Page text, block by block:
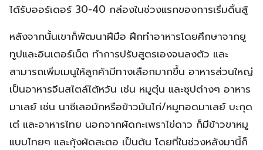
ได้รับออร์เดอร์ 30-40 กล่องในช่วงแรกของการเริ่มดิ้นสู้
หลังจากนั้นเขาก็พัฒนาฝีมือ ฝึกทำอาหารโดยศึกษาจากยู
ทูปและอินเตอร์เน็ต ทำการปรับสูตรเองจนลงตัว และ
สามารถเพิ่มเมนูให้ลูกค้ามีทางเลือกมากขึ้น อาหารส่วนใหญ่
เป็นอาหารจีนสไตล์ไต้หวัน เช่น หมูตุ๋น และซุปต่างๆ อาหาร
มาเลย์ เช่น นาซีเลอมักหรือข้าวมันไก่/หมูทอดมาเลย์ บะกุด
เต๋ และอาหารไทย นอกจากผัดกะเพราไข่ดาว ก็มีข้าวขาหมู
แบบไทยๆ และกุ้งผัดสะตอ เป็นต้น โดยที่ในช่วงหลังมานี้ก็